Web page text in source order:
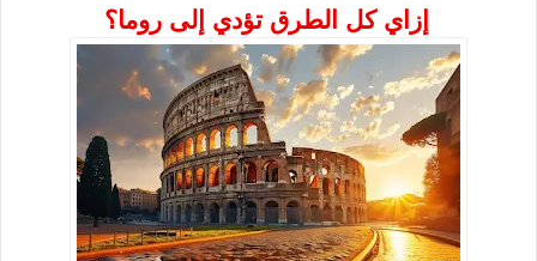
إزاي كل الطرق تؤدي إلى روما؟